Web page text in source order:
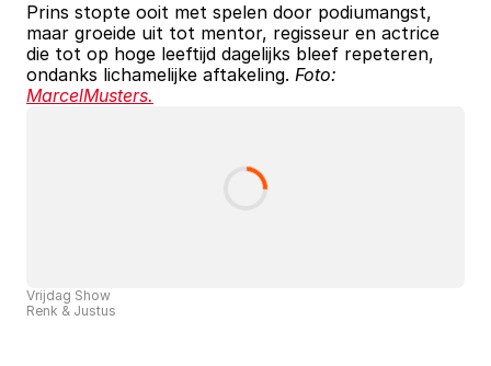
Prins stopte ooit met spelen door podiumangst,
maar groeide uit tot mentor, regisseur en actrice
die tot op hoge leeftijd dagelijks bleef repeteren,
ondanks lichamelijke aftakeling.
MarcelMusters.
Vrijdag Show
Renk & Justus